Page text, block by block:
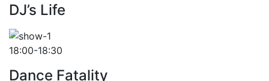
DJ’s Life
18:00-18:30
Dance Fatality